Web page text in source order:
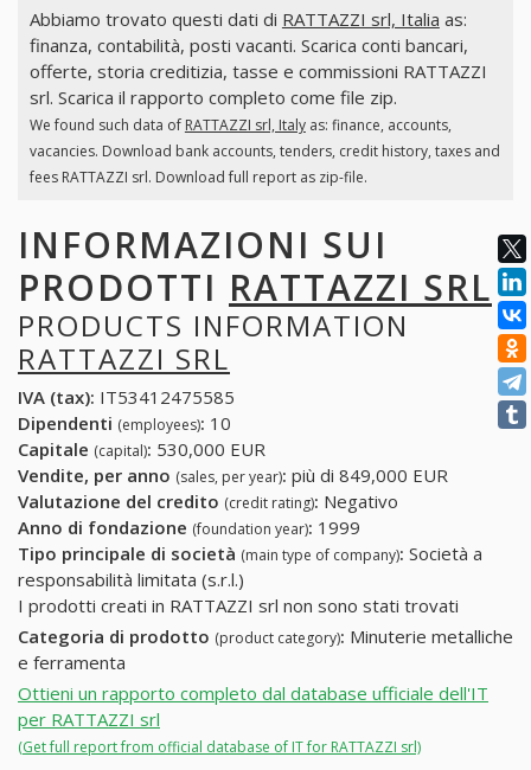
Abbiamo trovato questi dati di RATTAZZI srl, Italia as:
finanza, contabilità, posti vacanti. Scarica conti bancari,
offerte, storia creditizia, tasse e commissioni RATTAZZI
srl. Scarica il rapporto completo come file zip.
We found such data of RATTAZZI srl, Italyas: finance, accounts,
vacancies. Download bank accounts, tenders, credit history, taxes and
fees RATTAZZI srl. Download full report as zip-file.
INFORMAZIONI SUI
PRODOTTI RATTAZZI SRL
PRODUCTS INFORMATION
RATTAZZI SRL
IVA (tax): IT53412475585
Dipendenti (employees): 10
Capitale (capital): 530,000 EUR
Vendite, per anno (sales, per year): più di 849,000 EUR
Valutazione del credito (credit rating): Negativo
Anno di fondazione (foundation year): 1999
Tipo principale di società (main type of company): Società a
responsabilità limitata (s.r.l.)
I prodotti creati in RATTAZZI srl non sono stati trovati
Categoria di prodotto (product category): Minuterie metalliche
e ferramenta
Ottieni un rapporto completo dal database ufficiale dell'IT
per RATTAZZI srl
(Get full report from official database of IT for RATTAZZI srl)